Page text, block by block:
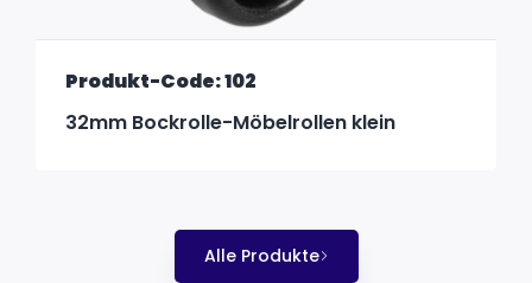
Produkt-Code: 102
32mm Bockrolle-Möbelrollen klein
Alle Produkte